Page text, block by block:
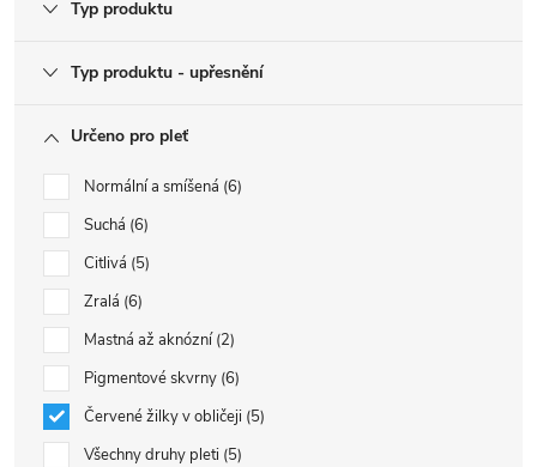
Typ produktu
Typ produktu - upřesnění
Určeno pro pleť
Normální a smíšená 6
Suchá 6
Citlivá 5
Zralá 6
Mastná až aknózní 2
Pigmentové skvrny 6
Červené žilky v obličeji 5
Všechny druhy pleti 5